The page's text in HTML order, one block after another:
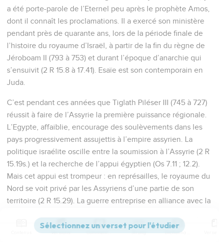
a été porte-parole de l’Eternel peu après le prophète Amos,
dont il connaît les proclamations. Il a exercé son ministère
pendant près de quarante ans, lors de la période finale de
l’histoire du royaume d’Israël, à partir de la fin du règne de
Jéroboam II (793 à 753) et durant l’époque d’anarchie qui
s’ensuivit (2 R 15.8 à 17.41). Esaïe est son contemporain en
Juda.
C’est pendant ces années que Tiglath Piléser III (745 à 727)
réussit à faire de l’Assyrie la première puissance régionale.
L’Egypte, affaiblie, encourage des soulèvements dans les
pays progressivement assujettis à l’empire assyrien. La
politique israélite oscille entre la soumission à l’Assyrie (2 R
15.19s.) et la recherche de l’appui égyptien (Os 7.11 ; 12.2).
Mais cet appui est trompeur : en représailles, le royaume du
Nord se voit privé par les Assyriens d’une partie de son
territoire (2 R 15.29). La guerre entreprise en alliance avec la
une nouvelle occasion de s’en prendre à Israël (2 R 16).
Versions Commentaires Strong